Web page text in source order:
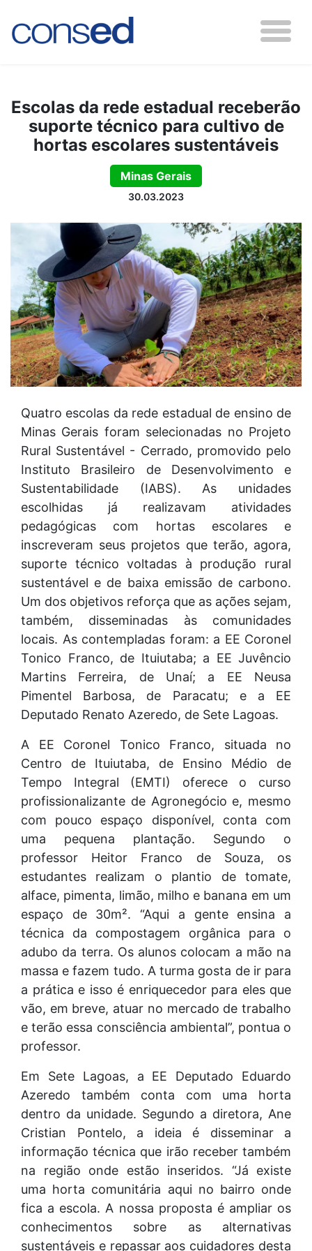
Escolas da rede estadual receberão
suporte técnico para cultivo de
hortas escolares sustentáveis
Minas Gerais
30.03.2023
Quatro escolas da rede estadual de ensino de
Minas Gerais foram selecionadas no Projeto
Rural Sustentável - Cerrado, promovido pelo
Instituto Brasileiro de Desenvolvimento e
Sustentabilidade (IABS). As unidades
escolhidas já realizavam atividades
pedagógicas com hortas escolares e
inscreveram seus projetos que terão, agora,
suporte técnico voltadas à produção rural
sustentável e de baixa emissão de carbono.
Um dos objetivos reforça que as ações sejam,
também, disseminadas às comunidades
locais. As contempladas foram: a EE Coronel
Tonico Franco, de Ituiutaba; a EE Juvêncio
Martins Ferreira, de Unaí; a EE Neusa
Pimentel Barbosa, de Paracatu; e a EE
Deputado Renato Azeredo, de Sete Lagoas.
A EE Coronel Tonico Franco, situada no
Centro de Ituiutaba, de Ensino Médio de
Tempo Integral (EMTI) oferece o curso
profissionalizante de Agronegócio e, mesmo
com pouco espaço disponível, conta com
uma pequena plantação. Segundo o
professor Heitor Franco de Souza, os
estudantes realizam o plantio de tomate,
alface, pimenta, limão, milho e banana em um
espaço de 30m². “Aqui a gente ensina a
técnica da compostagem orgânica para o
adubo da terra. Os alunos colocam a mão na
massa e fazem tudo. A turma gosta de ir para
a prática e isso é enriquecedor para eles que
vão, em breve, atuar no mercado de trabalho
e terão essa consciência ambiental”, pontua o
professor.
Em Sete Lagoas, a EE Deputado Eduardo
Azeredo também conta com uma horta
dentro da unidade. Segundo a diretora, Ane
Cristian Pontelo, a ideia é disseminar a
informação técnica que irão receber também
na região onde estão inseridos. “Já existe
uma horta comunitária aqui no bairro onde
fica a escola. A nossa proposta é ampliar os
conhecimentos sobre as alternativas
sustentáveis e repassar aos cuidadores desta